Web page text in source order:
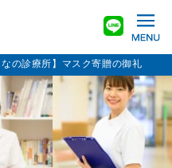
なの診療所】マスク寄贈の御礼